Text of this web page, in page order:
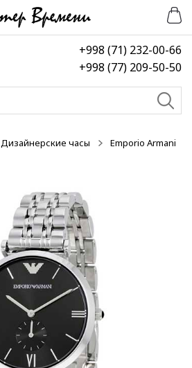
+998 (71) 232-00-66
+998 (77) 209-50-50
Дизайнерские часы
Emporio Armani